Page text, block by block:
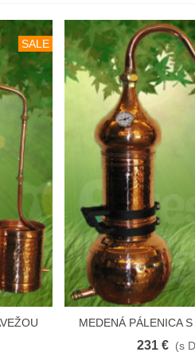
SALE
Vložiť Do Košíka
MEDENÁ PÁLENICA
231 € (s